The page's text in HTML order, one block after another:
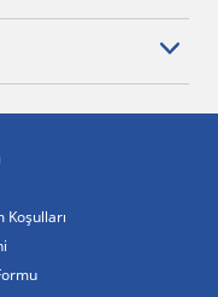
Koşulları